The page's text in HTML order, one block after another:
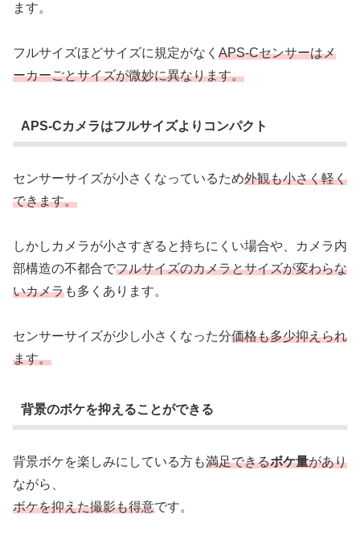
ます。
フルサイズほどサイズに規定がなく APS-Cセンサーはメ
ーカーごとサイズが微妙に異なります。
APS-Cカメラはフルサイズよりコンパクト
センサーサイズが小さくなっているため外観も小さく軽く
できます。
しかしカメラが小さすぎると持ちにくい場合や、カメラ内
部構造の不都合でフルサイズのカメラとサイズが変わらな
いカメラも多くあります。
センサーサイズが少し小さくなった分価格も多少抑えられ
ます。
背景のボケを抑えることができる
背景ボケを楽しみにしている方も満足できるボケ量があり
ながら、
ボケを抑えた撮影も得意です。